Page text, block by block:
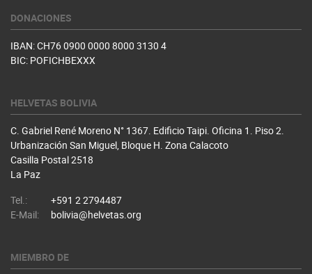
DONACIONES
IBAN: CH76 0900 0000 8000 3130 4
BIC: POFICHBEXXX
HELVETAS BOLIVIA
C. Gabriel René Moreno N° 1367. Edificio Taipi. Oficina 1. Piso 2.
Urbanización San Miguel, Bloque H. Zona Calacoto
Casilla Postal 2518
La Paz
Tel.:
+591 2 2794487
E-Mail:
bolivia@helvetas.org
MIEMBRO DE